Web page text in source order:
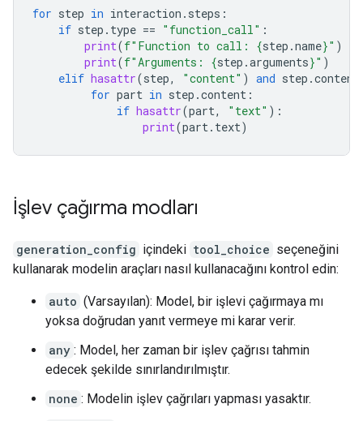
for step in interaction . steps :
if step . type == "function_call" :
print(f"Function to call: {step .name}" )
print(f"Arguments: {step .arguments}" )
elif hasattr(step, "content" ) and step .content
for part in step .content :
if hasattr(part, "text" ):
print(part. text)
İşlev çağırma modları
generation_config içindeki tool_choice seçeneğini
kullanarak modelin araçları nasıl kullanacağını kontrol edin:
auto (Varsayılan): Model, bir işlevi çağırmaya mı
yoksa doğrudan yanıt vermeye mi karar verir.
any : Model, her zaman bir işlev çağrısı tahmin
edecek şekilde sınırlandırılmıştır.
none : Modelin işlev çağrıları yapması yasaktır.